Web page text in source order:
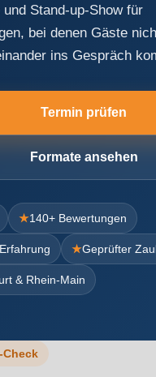
und Stand-up-Show für
bei denen Gäste
ins Gespräch
Termin prüfen
Formate ansehen
★140+ Bewertungen
★Geprüfter
& Rhein-Main
Check